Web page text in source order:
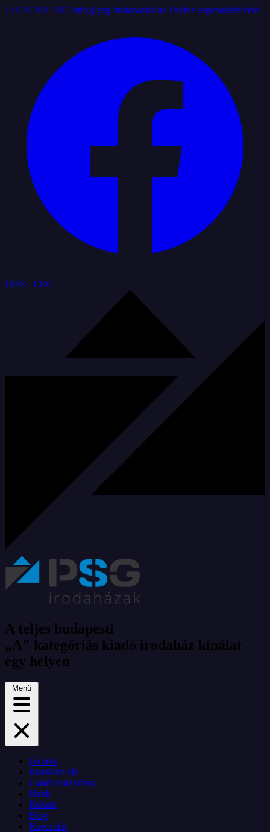
+36 20 381 3917 info@psg-irodahazak.hu Online kapcsolatfelvétel
HUN | ENG
A teljes budapesti
„A" kategóriás kiadó irodaház kínálat
egy helyen
Menü
Főoldal
Kiadó irodák
Eladó irodaházak
Hírek
Rólunk
Blog
Kapcsolat